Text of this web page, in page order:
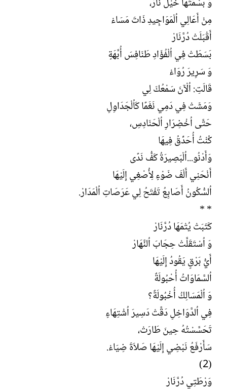
مِنْ أَعَالِي اُلْمَوَاجِيدِ ذَاتَ مَسَاءْ
أَقْبَلَتْ دُرَّنَارْ
بَسَطَتْ فِي اُلْفُؤَادِ طَنَافِسَ أُبَّهَةٍ
وَ سَرِيرَ رُوَاءْ
قَالَتِ: اُلْآنَ سَمْعُكَ لِي
وَمَشَتْ فِي دَمِي نَغَمًا كَاُلْجَدَاوِلِ
حَتَّى اُخْضِرَارِ اُلْحَنَادِسِ،
كُنْتُ أُحَدِّقُ فِيهَا
وَأَدْنُو...اُلْبَصِيرَةُ كَفُّ نَدًى
أَنْحَنِي أَلْفَ ضَوْءٍ لِأُصْغِي إِلَيْهَا
اُلسُّكُونُ أَصَابِعُ تَفْتَحُ لِي عَرَصَاتِ اُلْمَدَارْ.
* *
كَتَبَتْ يُتْمَهَا دُرَّنَارْ
وَ اُسْتَقَلَّتْ حِجَابَ اُلنَّهَارْ
أَيُّ بَرْقٍ يَقُودُ إِلَيْهَا
اُلسَّمَاوَاتُ أُحْبُولَةٌ
وَ اُلْمَسَالِكُ أُخْبُولَةٌ؟
فِي اُلدَّوَاخِلِ دَقَّتْ دَسِيرَ اُشْتِهَاءٍ
تَحَسَّسْتُهُ حِينَ طَارَتْ،
سَأَرْفَعُ نَبْضِي إِلَيْهَا صَلاَةَ ضِيَاءْ.
(2)
وَرْطَتِي دُرَّنَارْ